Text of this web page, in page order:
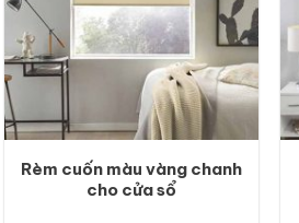
Rèm cuốn màu vàng chanh
cho cửa sổ